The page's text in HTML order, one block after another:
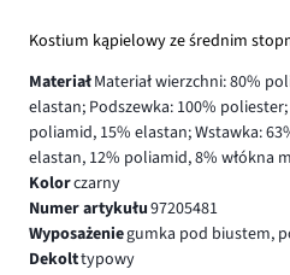
Kostium kąpielowy ze średnim
MateriałMateriał wierzchni: 80%
elastan; Podszewka: 100%
poliamid, 15% elastan; Wstawka:
elastan, 12% poliamid, 8% włókna
Kolorczarny
Numer artykułu97205481
Wyposażeniegumka pod biustem,
Dekolttypowy